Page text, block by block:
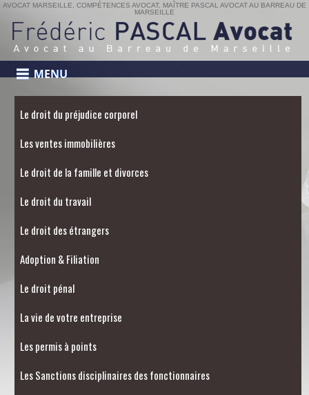
AVOCAT MARSEILLE, COMPÉTENCES AVOCAT, MAÎTRE PASCAL AVOCAT AU BARREAU DE
MARSEILLE
Le droit du préjudice corporel
Les ventes immobilières
Le droit de la famille et divorces
Le droit du travail
Le droit des étrangers
Adoption & Filiation
Le droit pénal
La vie de votre entreprise
Les permis à points
Les Sanctions disciplinaires des fonctionnaires